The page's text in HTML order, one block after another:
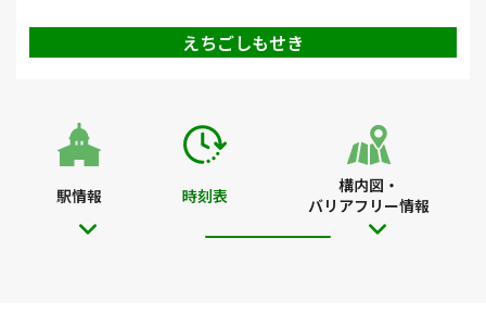
えちごしもせき
駅情報 時刻表
構内図・
バリアフリー情報